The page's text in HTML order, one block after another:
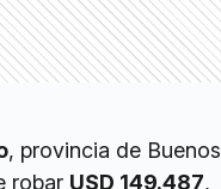
, provincia de Buenos
robar USD 149.487,